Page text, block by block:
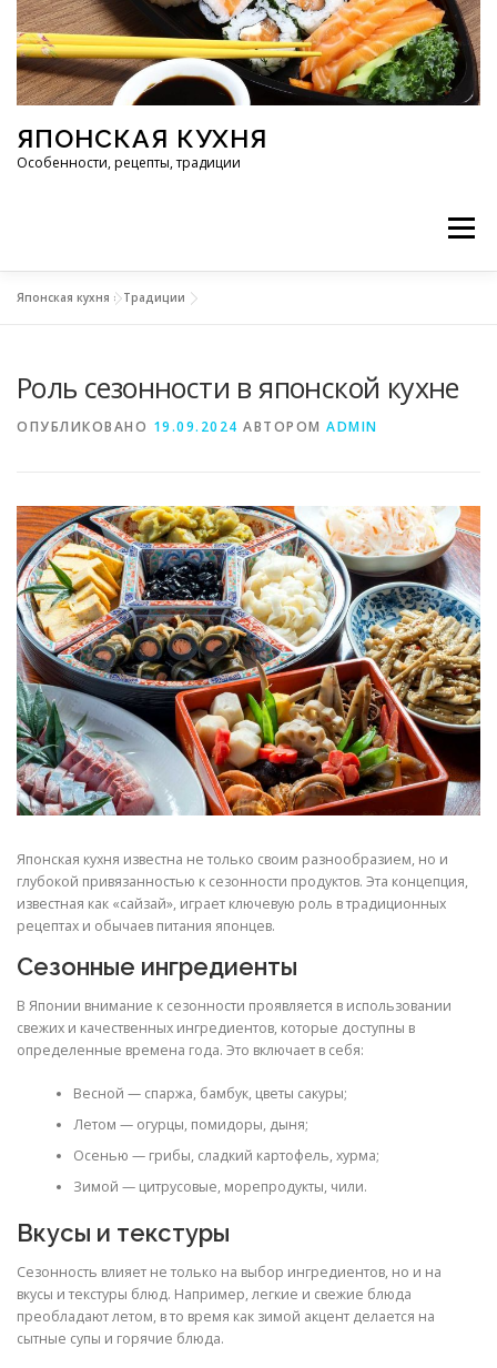
Перейти к содержимому
ЯПОНСКАЯ КУХНЯ
Особенности, рецепты, традиции
Меню
РЕЦЕПТЫ ТРАДИЦИИ СТАТЬИ
Японская кухня »Традиции
Роль сезонности в японской кухне
ОПУБЛИКОВАНО 19.09.2024 АВТОРОМ ADMIN
Японская кухня известна не только своим разнообразием, но и
глубокой привязанностью к сезонности продуктов. Эта концепция,
известная как «сайзай», играет ключевую роль в традиционных
рецептах и обычаев питания японцев.
Сезонные ингредиенты
В Японии внимание к сезонности проявляется в использовании
свежих и качественных ингредиентов, которые доступны в
определенные времена года. Это включает в себя:
Весной — спаржа, бамбук, цветы сакуры;
Летом — огурцы, помидоры, дыня;
Осенью — грибы, сладкий картофель, хурма;
Зимой — цитрусовые, морепродукты, чили.
Вкусы и текстуры
Сезонность влияет не только на выбор ингредиентов, но и на
вкусы и текстуры блюд. Например, легкие и свежие блюда
преобладают летом, в то время как зимой акцент делается на
сытные супы и горячие блюда.